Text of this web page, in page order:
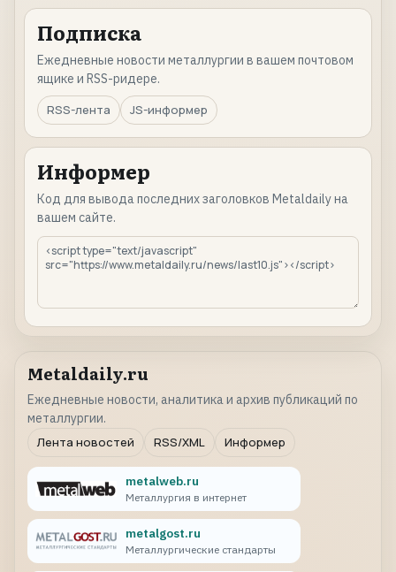
Подписка
Ежедневные новости металлургии в вашем почтовом
ящике и RSS-ридере.
RSS-лента
JS-информер
Информер
Код для вывода последних заголовков Metaldaily на
вашем сайте.
Metaldaily.ru
Ежедневные новости, аналитика и архив публикаций по
металлургии.
Лента новостей
RSS/XML Информер
metalweb.ru
Металлургия в интернет
metalgost.ru
Металлургические стандарты